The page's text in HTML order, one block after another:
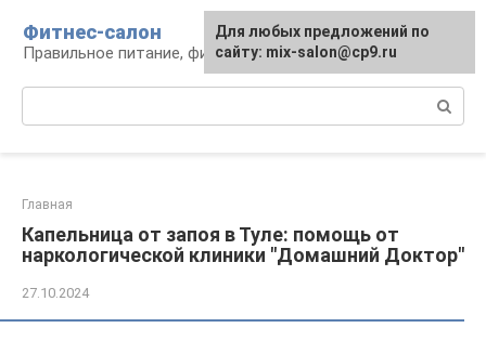
контенту
Фитнес-салон
Правильное питание, фитнес, образ жизни
Главная
Капельница от запоя в Туле: помощь от
наркологической клиники "Домашний Доктор"
27.10.2024
Для любых предложений по
сайту: mix-salon@cp9.ru